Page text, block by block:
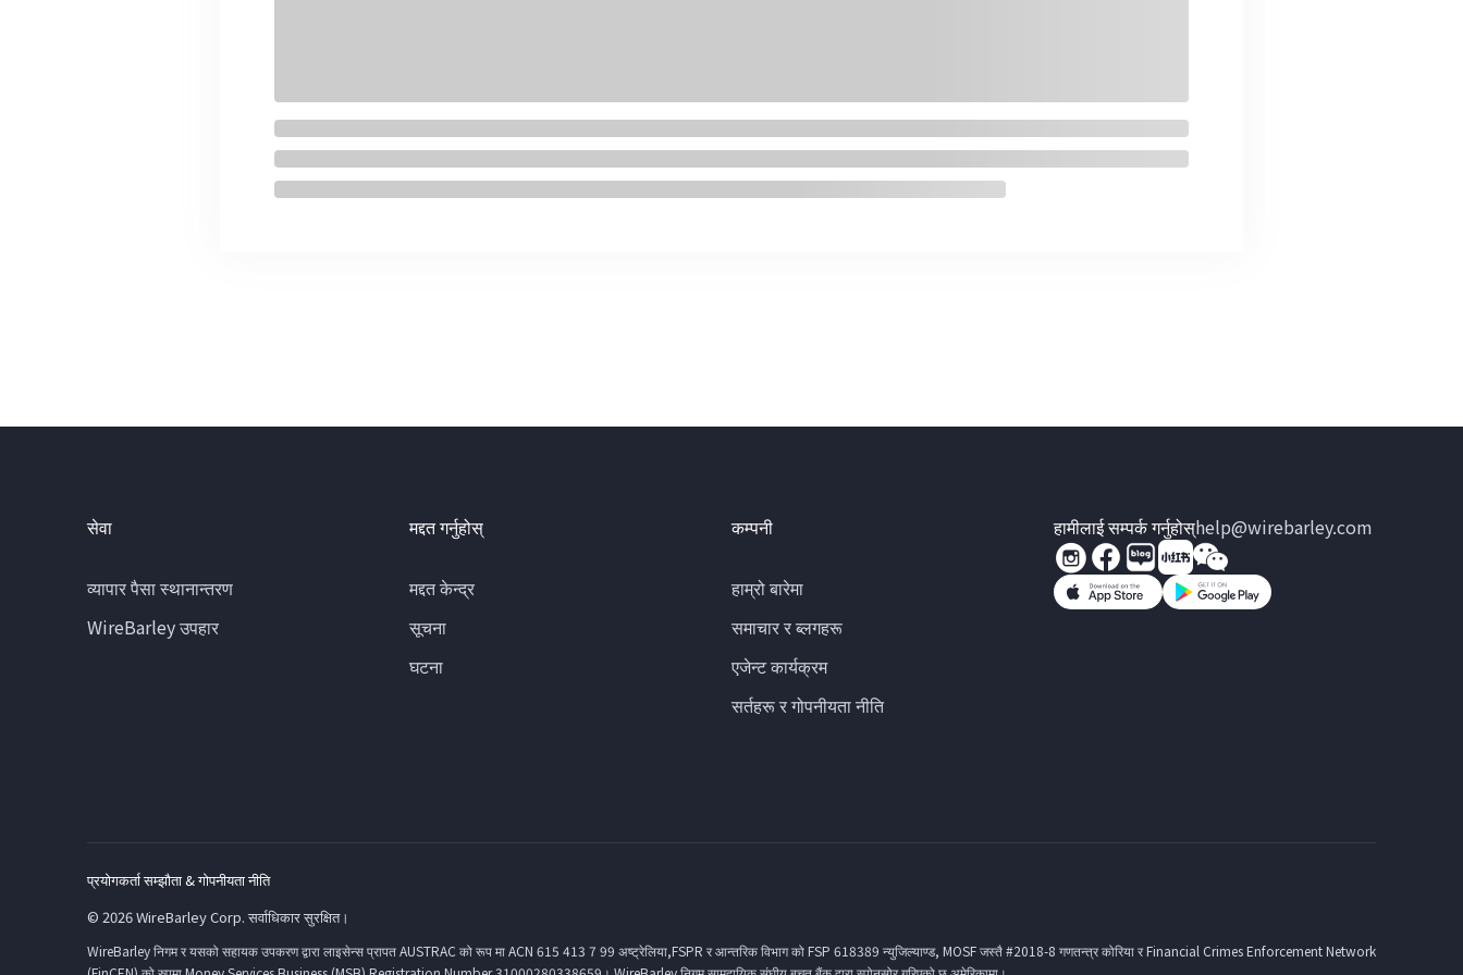
सेवा
व्यापार पैसा स्थानान्तरण
WireBarley उपहार
मद्दत गर्नुहोस्
मद्दत केन्द्र
सूचना
घटना
कम्पनी
हाम्रो बारेमा
समाचार र ब्लगहरू
एजेन्ट कार्यक्रम
सर्तहरू र गोपनीयता नीति
हामीलाई सम्पर्क गर्नुहोस्help@wirebarley.com
प्रयोगकर्ता सम्झौता & गोपनीयता नीति
© 2026 WireBarley Corp. सर्वाधिकार सुरक्षित।
WireBarley निगम र यसको सहायक उपकरण द्वारा लाइसेन्स प्रापत AUSTRAC को रूप मा ACN 615 413 7 99 अष्ट्रेलिया,FSPR र आन्तरिक विभाग को FSP 618389 न्युजिल्याण्ड, MOSF जस्तै #2018-8 गणतन्त्र कोरिया र Financial Crimes Enforcement Network